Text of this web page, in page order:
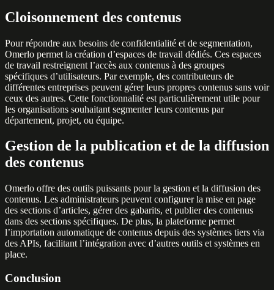
Cloisonnement des contenus
Pour répondre aux besoins de confidentialité et de segmentation,
Omerlo permet la création d’espaces de travail dédiés. Ces espaces
de travail restreignent l’accès aux contenus à des groupes
spécifiques d’utilisateurs. Par exemple, des contributeurs de
différentes entreprises peuvent gérer leurs propres contenus sans voir
ceux des autres. Cette fonctionnalité est particulièrement utile pour
les organisations souhaitant segmenter leurs contenus par
département, projet, ou équipe.
Gestion de la publication et de la diffusion
des contenus
Omerlo offre des outils puissants pour la gestion et la diffusion des
contenus. Les administrateurs peuvent configurer la mise en page
des sections d’articles, gérer des gabarits, et publier des contenus
dans des sections spécifiques. De plus, la plateforme permet
l’importation automatique de contenus depuis des systèmes tiers via
des APIs, facilitant l’intégration avec d’autres outils et systèmes en
place.
Conclusion